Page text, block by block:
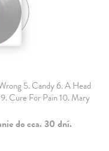
5. Candy 6. A Head
Cure For Pain 10. Mary
do cca. 30 dní.